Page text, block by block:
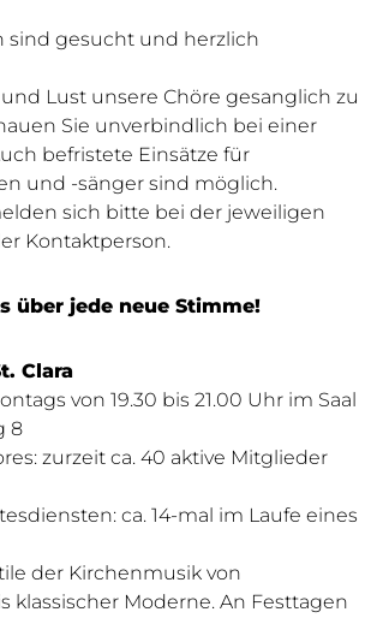
sind gesucht und herzlich
Lust unsere Chöre gesanglich zu
Sie unverbindlich bei einer
befristete Einsätze für
und -sänger sind möglich.
sich bitte bei der jeweiligen
Kontaktperson.
über jede neue Stimme!
Clara
von 19.30 bis 21.00 Uhr im Saal
8
zurzeit ca. 40 aktive Mitglieder
ca. 14-mal im Laufe eines
der Kirchenmusik von
klassischer Moderne. An Festtagen